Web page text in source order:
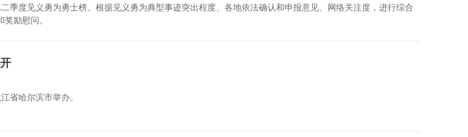
季度见义勇为勇士榜。根据见义勇为典型事迹突出程度、各地依法确认和申报意见、网络关注度，进行综合
励慰问。
省哈尔滨市举办。